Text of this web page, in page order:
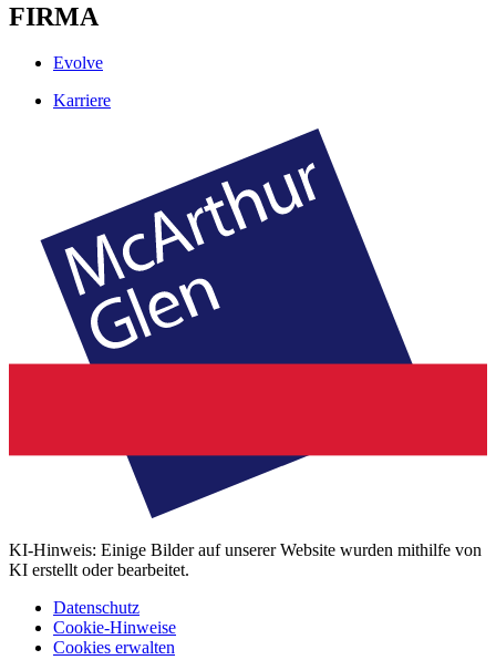
FIRMA
Evolve
Karriere
KI-Hinweis: Einige Bilder auf unserer Website wurden mithilfe von
KI erstellt oder bearbeitet.
Datenschutz
Cookie-Hinweise
Cookies erwalten